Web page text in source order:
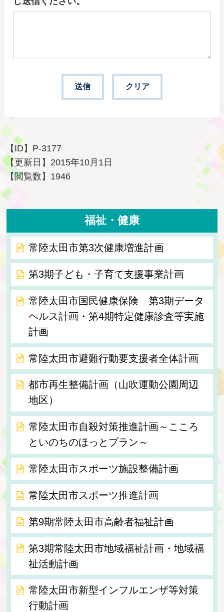
【ID】 P-3177
【更新日】 2015年10月1日
【閲覧数】 1946
福祉・健康
常陸太田市第3次健康増進計画
第3期子ども・子育て支援事業計画
常陸太田市国民健康保険 第3期データ
ヘルス計画・第4期特定健康診査等実施
計画
常陸太田市避難行動要支援者全体計画
都市再生整備計画（山吹運動公園周辺
地区）
常陸太田市自殺対策推進計画～こころ
といのちのほっとプラン～
常陸太田市スポーツ施設整備計画
常陸太田市スポーツ推進計画
第9期常陸太田市高齢者福祉計画
第3期常陸太田市地域福祉計画・地域福
祉活動計画
常陸太田市新型インフルエンザ等対策
行動計画